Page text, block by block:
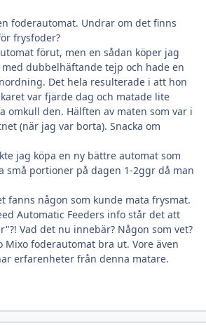
foderautomat. Undrar om det finns
frysfoder?
förut, men en sådan köper jag
dubbelhäftande tejp och hade en
Det hela resulterade i att hon
var fjärde dag och matade lite
omkull den. Hälften av maten som var i
(när jag var borta). Snacka om
jag köpa en ny bättre automat som
små portioner på dagen 1-2ggr då man
fanns någon som kunde mata frysmat.
Automatic Feeders info står det att
Vad det nu innebär? Någon som vet?
Mixo foderautomat bra ut. Vore även
erfarenheter från denna matare.